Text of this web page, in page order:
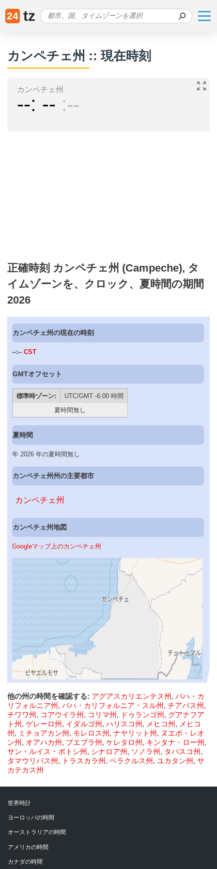
24 tz
カンペチェ州 :: 現在時刻
カンペチェ州
-- -- --
正確時刻 カンペチェ州 (Campeche), タ
イムゾーンを、クロック、夏時間の期間
2026
カンペチェ州の現在の時刻
--:-- CST
GMTオフセット
標準時ゾーン:
UTC/GMT -6:00 時間
夏時間無し
夏時間
年 2026 年の夏時間無し
カンペチェ州州の主要都市
カンペチェ州
カンペチェ州地図
Googleマップ上のカンペチェ州
他の州の時間を確認する: アグアスカリエンテス州 , バハ・カ
リフォルニア州 , バハ・カリフォルニア・スル州 , チアパス州 ,
チワワ州 , コアウイラ州 , コリマ州 , ドゥランゴ州 , グアナフア
ト州 , ゲレーロ州 , イダルゴ州 , ハリスコ州 , メヒコ州 , メヒコ
州 , ミチョアカン州 , モレロス州 , ナヤリット州 , ヌエボ・レオ
ン州 , オアハカ州 , プエブラ州 , ケレタロ州 , キンタナ・ロー州 ,
サン・ルイス・ポトシ州 , シナロア州 , ソノラ州 , タバスコ州 ,
タマウリパス州 , トラスカラ州 , ベラクルス州 , ユカタン州 , サ
カテカス州
世界時計
ヨーロッパの時間
オーストラリアの時間
アメリカの時間
カナダの時間